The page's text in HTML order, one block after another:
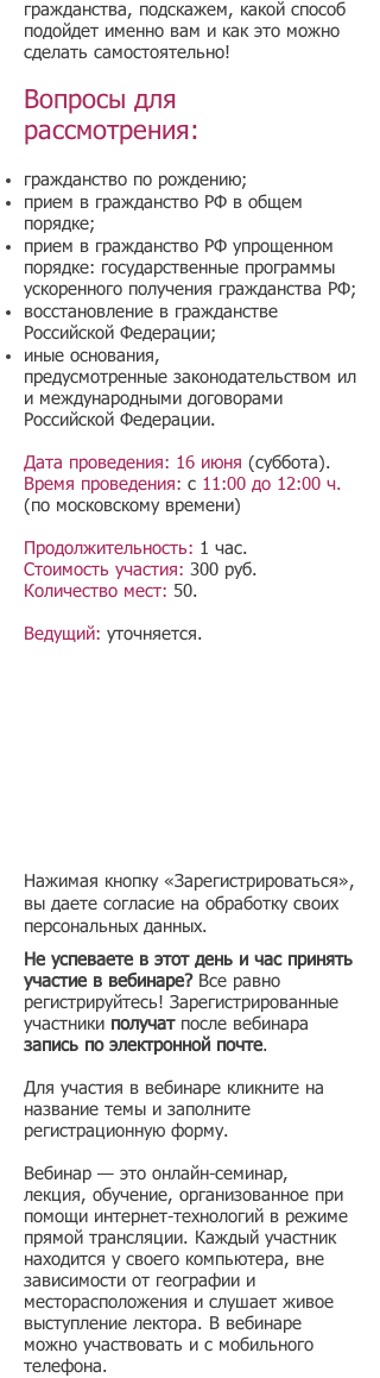
гражданства, подскажем, какой способ
подойдет именно вам и как это можно
сделать самостоятельно!
Вопросы для
рассмотрения:
гражданство по рождению;
прием в гражданство РФ в общем
порядке;
прием в гражданство РФ упрощенном
порядке: государственные программы
ускоренного получения гражданства РФ;
восстановление в гражданстве
Российской Федерации;
иные основания,
предусмотренные законодательством ил
и международными договорами
Российской Федерации.
Дата проведения: 16 июня (суббота).
Время проведения: с 11:00 до 12:00 ч.
(по московскому времени)
Продолжительность: 1 час.
Стоимость участия: 300 руб.
Количество мест: 50.
Ведущий: уточняется.
Нажимая кнопку «Зарегистрироваться»,
вы даете согласие на обработку своих
персональных данных.
Не успеваете в этот день и час принять
участие в вебинаре?Все равно
регистрируйтесь! Зарегистрированные
участники получатпосле вебинара
запись по электронной почте.
Для участия в вебинаре кликните на
название темы и заполните
регистрационную форму.
Вебинар — это онлайн-семинар,
лекция, обучение, организованное при
помощи интернет-технологий в режиме
прямой трансляции. Каждый участник
находится у своего компьютера, вне
зависимости от географии и
месторасположения и слушает живое
выступление лектора. В вебинаре
можно участвовать и с мобильного
телефона.